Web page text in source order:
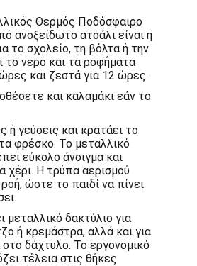
Θερμός Ποδόσφαιρο
ανοξείδωτο ατσάλι είναι η
το σχολείο, τη βόλτα ή την
το νερό και τα ροφήματα
και ζεστά για 12 ώρες.
και καλαμάκι εάν το
ή γεύσεις και κρατάει το
φρέσκο. Το μεταλλικό
εύκολο άνοιγμα και
χέρι. Η τρύπα αερισμού
ώστε το παιδί να πίνει
μεταλλικό δακτύλιο για
ή κρεμάστρα, αλλά και για
δάχτυλο. Το εργονομικό
τέλεια στις θήκες